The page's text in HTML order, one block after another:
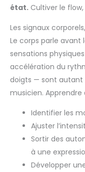
état. Cultiver le
Les signaux
Le corps parle avant
sensations
accélération du
doigts — sont autant
musicien. Apprendre
Identifier les
Ajuster
Sortir des
à une
Développer